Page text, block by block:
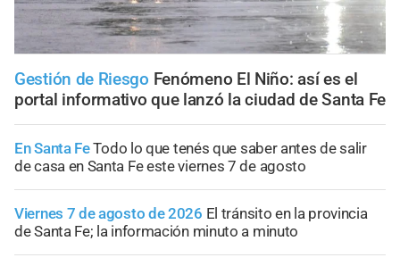
Gestión de Riesgo Fenómeno El Niño: así es el
portal informativo que lanzó la ciudad de Santa Fe
En Santa FeTodo lo que tenés que saber antes de salir
de casa en Santa Fe este viernes 7 de agosto
Viernes 7 de agosto de 2026 El tránsito en la provincia
de Santa Fe; la información minuto a minuto